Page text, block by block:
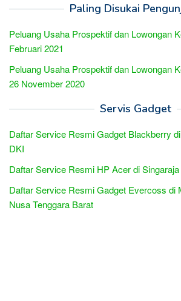
Paling Disukai
Peluang Usaha Prospektif dan Lowongan
Februari 2021
Peluang Usaha Prospektif dan Lowongan
26 November 2020
Servis Gadget
Daftar Service Resmi Gadget Blackberry
DKI
Daftar Service Resmi HP Acer di
Daftar Service Resmi Gadget Evercoss di
Nusa Tenggara Barat